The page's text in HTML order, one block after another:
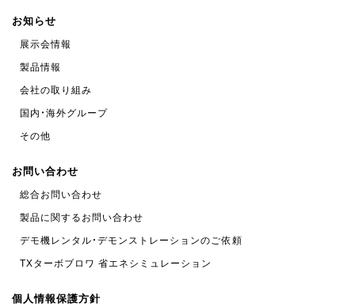
お知らせ
展示会情報
製品情報
会社の取り組み
国内・海外グループ
その他
お問い合わせ
総合お問い合わせ
製品に関するお問い合わせ
デモ機レンタル・デモンストレーションのご依頼
TXターボブロワ 省エネシミュレーション
個人情報保護方針